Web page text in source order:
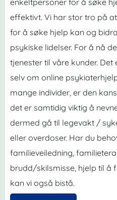
effektivt. Vi har stor tro på
for å søke hjelp kan og
psykiske lidelser. For å nå
tjenester til våre kunder.
selv om online
mange individer, er den
det er samtidig viktig å
dermed gå til legevakt /
eller overdoser. Har du
familieveiledning,
brudd/skilsmisse, hjelp til å
kan vi også bistå.